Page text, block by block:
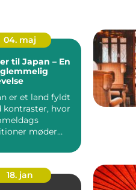
04. maj
til Japan – En
er et land fyldt
kontraster, hvor
møder
18. jan